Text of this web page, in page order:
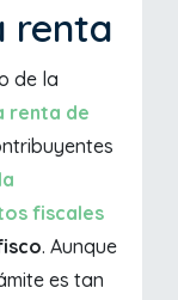
renta
de la
renta de
fiscales
. Aunque
es tan